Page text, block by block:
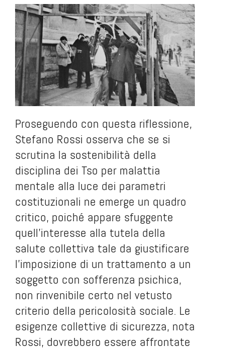
Proseguendo con questa riflessione,
Stefano Rossi osserva che se si
scrutina la sostenibilità della
disciplina dei Tso per malattia
mentale alla luce dei parametri
costituzionali ne emerge un quadro
critico, poiché appare sfuggente
quell’interesse alla tutela della
salute collettiva tale da giustificare
l’imposizione di un trattamento a un
soggetto con sofferenza psichica,
non rinvenibile certo nel vetusto
criterio della pericolosità sociale. Le
esigenze collettive di sicurezza, nota
Rossi, dovrebbero essere affrontate